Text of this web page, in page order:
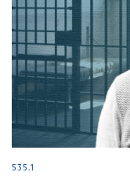
535.1